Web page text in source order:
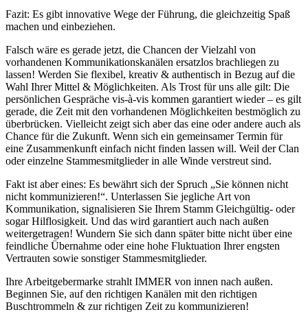
Fazit: Es gibt innovative Wege der Führung, die gleichzeitig Spaß
machen und einbeziehen.
Falsch wäre es gerade jetzt, die Chancen der Vielzahl von
vorhandenen Kommunikationskanälen ersatzlos brachliegen zu
lassen! Werden Sie flexibel, kreativ & authentisch in Bezug auf die
Wahl Ihrer Mittel & Möglichkeiten. Als Trost für uns alle gilt: Die
persönlichen Gespräche vis-à-vis kommen garantiert wieder – es gilt
gerade, die Zeit mit den vorhandenen Möglichkeiten bestmöglich zu
überbrücken. Vielleicht zeigt sich aber das eine oder andere auch als
Chance für die Zukunft. Wenn sich ein gemeinsamer Termin für
eine Zusammenkunft einfach nicht finden lassen will. Weil der Clan
oder einzelne Stammesmitglieder in alle Winde verstreut sind.
Fakt ist aber eines: Es bewährt sich der Spruch „Sie können nicht
nicht kommunizieren!“. Unterlassen Sie jegliche Art von
Kommunikation, signalisieren Sie Ihrem Stamm Gleichgültig- oder
sogar Hilflosigkeit. Und das wird garantiert auch nach außen
weitergetragen! Wundern Sie sich dann später bitte nicht über eine
feindliche Übernahme oder eine hohe Fluktuation Ihrer engsten
Vertrauten sowie sonstiger Stammesmitglieder.
Ihre Arbeitgebermarke strahlt IMMER von innen nach außen.
Beginnen Sie, auf den richtigen Kanälen mit den richtigen
Buschtrommeln & zur richtigen Zeit zu kommunizieren!